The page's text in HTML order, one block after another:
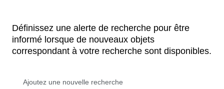
Définissez une alerte de recherche pour être
informé lorsque de nouveaux objets
correspondant à votre recherche sont disponibles.